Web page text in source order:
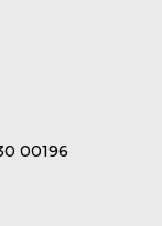
00196